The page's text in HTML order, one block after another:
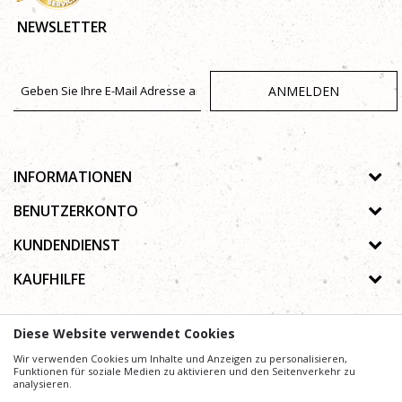
NEWSLETTER
ANMELDEN
INFORMATIONEN
Über uns
Geschäfte
Zusammenarbeit
BENUTZERKONTO
Registrierungsanweisungen
Passwort vergessen
KUNDENDIENST
Datenschutz-Bestimmungen
Nutzungsbedingungen
KAUFHILFE
Häufig gestellte Fragen
Wir geben unsMühe,die Beschreibung von Produkten, Anzeige von Bildern und
Preise präzise und Profesionell wie möglich zu gestalten. Wir können jedoch nicht
garantieren, dass alle Informationen vollständig und fehlerfrei sind.
Diese Website verwendet Cookies
Wir verwenden Cookies um Inhalte und Anzeigen zu personalisieren,
Funktionen für soziale Medien zu aktivieren und den Seitenverkehr zu
analysieren.